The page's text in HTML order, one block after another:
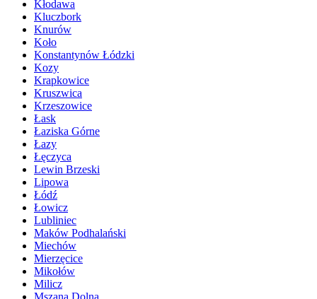
Kłodawa
Kluczbork
Knurów
Koło
Konstantynów Łódzki
Kozy
Krapkowice
Kruszwica
Krzeszowice
Łask
Łaziska Górne
Łazy
Łęczyca
Lewin Brzeski
Lipowa
Łódź
Łowicz
Lubliniec
Maków Podhalański
Miechów
Mierzęcice
Mikołów
Milicz
Mszana Dolna